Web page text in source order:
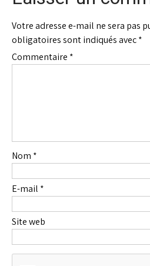
Votre adresse e-mail ne sera pas
obligatoires sont indiqués avec*
Commentaire *
Nom *
E-mail *
Site web